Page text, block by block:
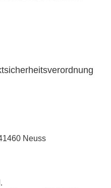
Neuss